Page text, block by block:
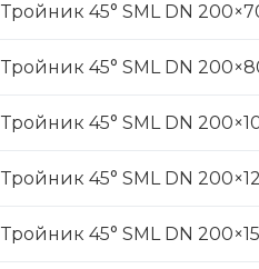
Тройник 45° SML DN
Тройник 45° SML DN
Тройник 45° SML DN
Тройник 45° SML DN
Тройник 45° SML DN